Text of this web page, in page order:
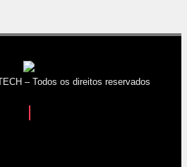
– Todos os direitos reservados